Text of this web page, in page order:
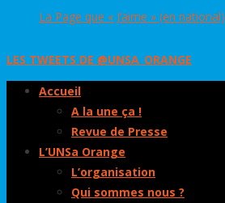
La Page que « J’aime » (en national)
LES TWEETS DE @UNSA_ORANGE
Accueil
A la une ça !
Revue de Presse
L’UNSa Orange
L’organisation
Qui sommes nous ?